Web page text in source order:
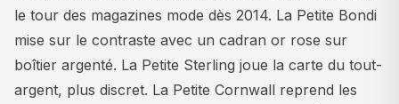
le tour des magazines mode dès 2014. La Petite Bondi
mise sur le contraste avec un cadran or rose sur
boîtier argenté. La Petite Sterling joue la carte du tout-
argent, plus discret. La Petite Cornwall reprend les